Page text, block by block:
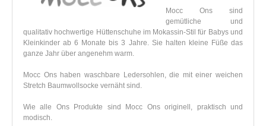
Mocc Ons sind
gemütliche und
qualitativ hochwertige Hüttenschuhe im Mokassin-Stil für Babys und
Kleinkinder ab 6 Monate bis 3 Jahre. Sie halten kleine Füße das
ganze Jahr über angenehm warm.
Mocc Ons haben waschbare Ledersohlen, die mit einer weichen
Stretch Baumwollsocke vernäht sind.
Wie alle Ons Produkte sind Mocc Ons originell, praktisch und
modisch.